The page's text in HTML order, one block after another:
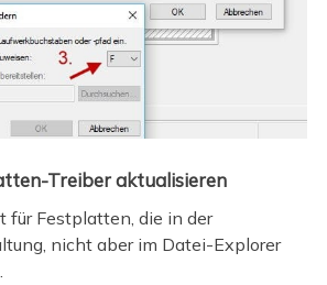
Treiber aktualisieren
für Festplatten, die in der
nicht aber im Datei-Explorer